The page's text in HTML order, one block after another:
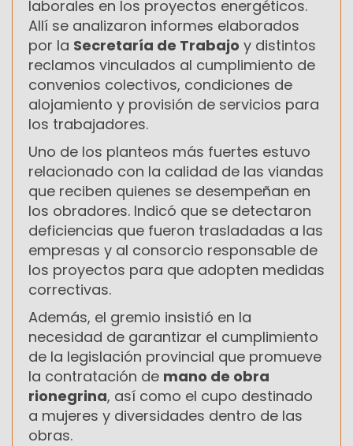
laborales en los proyectos energéticos.
Allí se analizaron informes elaborados
por la Secretaría de Trabajo y distintos
reclamos vinculados al cumplimiento de
convenios colectivos, condiciones de
alojamiento y provisión de servicios para
los trabajadores.
Uno de los planteos más fuertes estuvo
relacionado con la calidad de las viandas
que reciben quienes se desempeñan en
los obradores. Indicó que se detectaron
deficiencias que fueron trasladadas a las
empresas y al consorcio responsable de
los proyectos para que adopten medidas
correctivas.
Además, el gremio insistió en la
necesidad de garantizar el cumplimiento
de la legislación provincial que promueve
la contratación de mano de obra
rionegrina, así como el cupo destinado
a mujeres y diversidades dentro de las
obras.